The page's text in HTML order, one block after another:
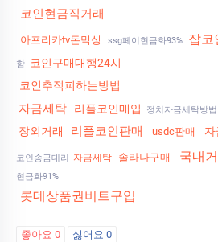
코인현금직거래
아프리카tv돈믹싱 ssg페이현금화93% 잡코
함 코인구매대행24시
코인추적피하는방법
자금세탁 리플코인매입 정치자금세탁방법
장외거래 리플코인판매 usdc판매
코인송금대리 자금세탁 솔라나구매 국내
현금화91%
롯데상품권비트구입
좋아요 0 싫어요 0